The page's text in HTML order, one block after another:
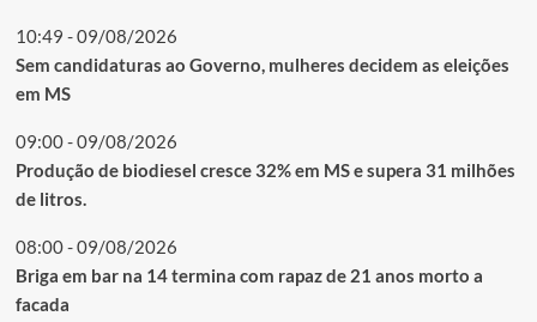
10:49 - 09/08/2026
Sem candidaturas ao Governo, mulheres decidem as eleições
em MS
09:00 - 09/08/2026
Produção de biodiesel cresce 32% em MS e supera 31 milhões
de litros.
08:00 - 09/08/2026
Briga em bar na 14 termina com rapaz de 21 anos morto a
facada